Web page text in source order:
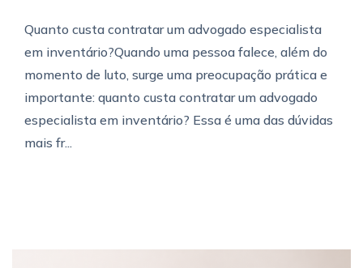
Quanto custa contratar um advogado especialista
em inventário?Quando uma pessoa falece, além do
momento de luto, surge uma preocupação prática e
importante: quanto custa contratar um advogado
especialista em inventário? Essa é uma das dúvidas
mais fr...